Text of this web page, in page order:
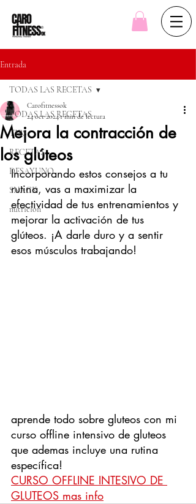
Entrada
TODAS LAS RECETAS
TIPS
RECETAS
DESAYUNO
SNACK
nutricion
TODAS LAS RECETAS
Mejora la contracción de
los glúteos
Carofitnessok
24 oct 20241 min de lectura
Incorporando estos consejos a tu
rutina, vas a maximizar la
efectividad de tus entrenamientos y
mejorar la activación de tus
glúteos. ¡A darle duro y a sentir
esos músculos trabajando!
aprende todo sobre gluteos con mi
curso offline intensivo de gluteos
que ademas incluye una rutina
específica!
CURSO OFFLINE INTESIVO DE
GLUTEOS mas info